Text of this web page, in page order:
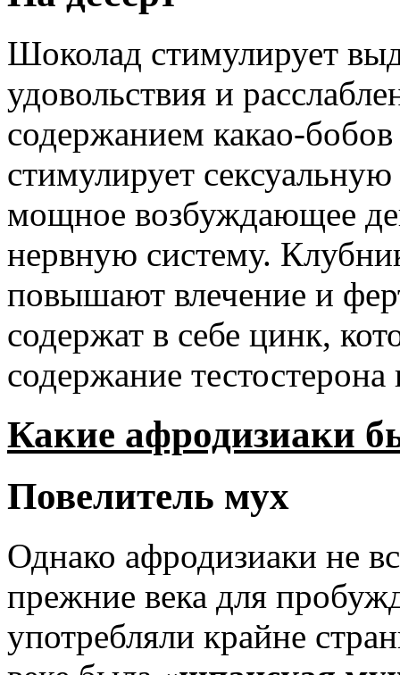
Шоколад стимулирует
удовольствия и
содержанием какао-
стимулирует
мощное возбуждающее
нервную систему.
повышают влечение и
содержат в себе цинк,
содержание тестостерона
Какие афродизиаки
Повелитель мух
Однако афродизиаки не
прежние века для
употребляли крайне